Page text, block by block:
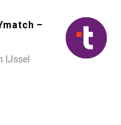
–
IJssel